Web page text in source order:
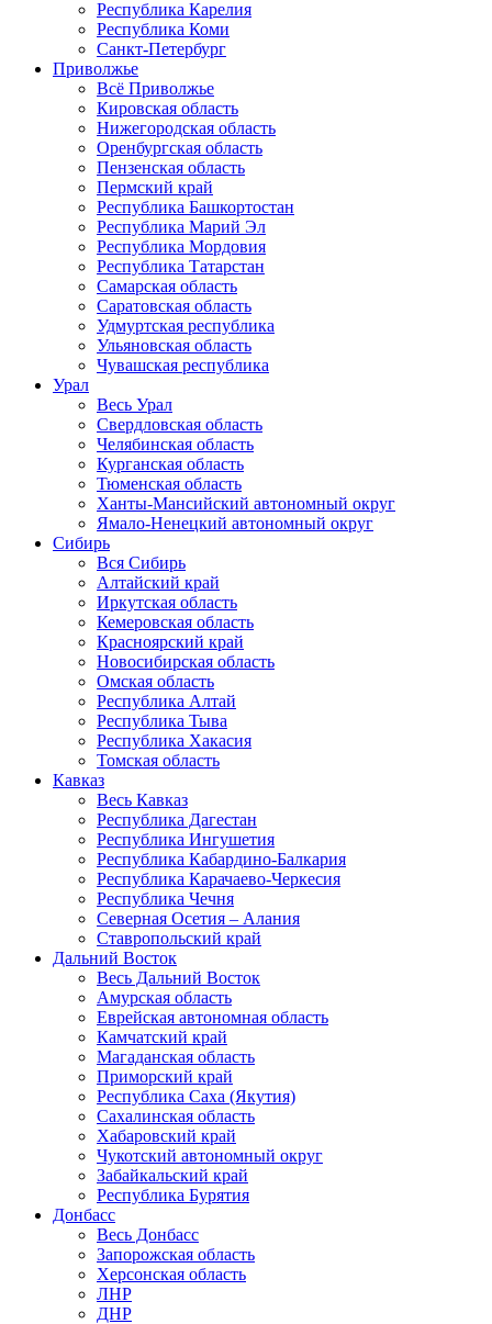
Республика Карелия
Республика Коми
Санкт-Петербург
Приволжье
Всё Приволжье
Кировская область
Нижегородская область
Оренбургская область
Пензенская область
Пермский край
Республика Башкортостан
Республика Марий Эл
Республика Мордовия
Республика Татарстан
Самарская область
Саратовская область
Удмуртская республика
Ульяновская область
Чувашская республика
Урал
Весь Урал
Свердловская область
Челябинская область
Курганская область
Тюменская область
Ханты-Мансийский автономный округ
Ямало-Ненецкий автономный округ
Сибирь
Вся Сибирь
Алтайский край
Иркутская область
Кемеровская область
Красноярский край
Новосибирская область
Омская область
Республика Алтай
Республика Тыва
Республика Хакасия
Томская область
Кавказ
Весь Кавказ
Республика Дагестан
Республика Ингушетия
Республика Кабардино-Балкария
Республика Карачаево-Черкесия
Республика Чечня
Северная Осетия – Алания
Ставропольский край
Дальний Восток
Весь Дальний Восток
Амурская область
Еврейская автономная область
Камчатский край
Магаданская область
Приморский край
Республика Саха (Якутия)
Сахалинская область
Хабаровский край
Чукотский автономный округ
Забайкальский край
Республика Бурятия
Донбасс
Весь Донбасс
Запорожская область
Херсонская область
ЛНР
ДНР